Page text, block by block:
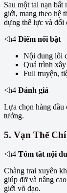
Sau một tai nạn
giới, mang theo hệ
dựng thế lực và đối
<h4 Điểm nổi bật
Nội dung lôi
Quá trình
Full truyện,
<h4 Đánh giá
Lựa chọn hàng đầu
tưởng.
5. Vạn Thế
<h4 Tóm tắt nội
Chàng trai xuyên
giúp đỡ và nâng
giới võ đạo.